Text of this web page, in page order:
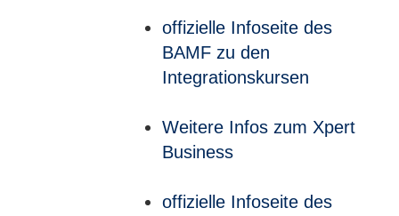
offizielle Infoseite des
BAMF zu den
Integrationskursen
Weitere Infos zum Xpert
Business
offizielle Infoseite des